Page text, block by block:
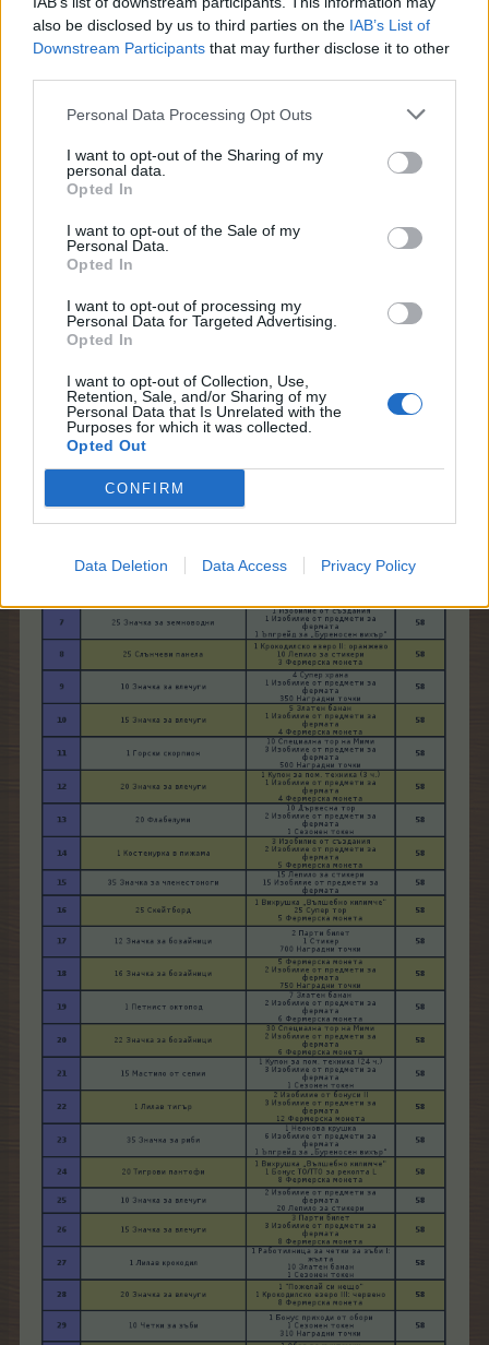
also be disclosed by us to third parties on the IAB’s List of
Downstream Participants that may further disclose it to other
Personal Data Processing Opt Outs
I want to opt-out of the Sharing of my
personal data.
Opted In
I want to opt-out of the Sale of my
Personal Data.
Opted In
I want to opt-out of processing my
Personal Data for Targeted Advertising.
Opted In
I want to opt-out of Collection, Use,
Retention, Sale, and/or Sharing of my
Personal Data that Is Unrelated with the
Purposes for which it was collected.
Opted Out
CONFIRM
Data Deletion Data Access Privacy Policy
зеления плюс отваря разплодника;
2. Отваря прозореца за предаване на
задачите.
3. Показва текущото местоположение в
А ето и какво ще е необходимо за изпълнението на
задачите: